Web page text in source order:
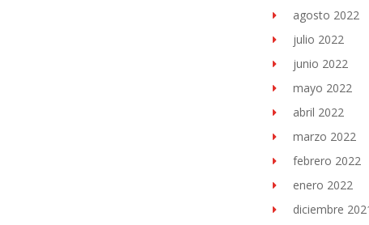
agosto 2022
julio 2022
junio 2022
mayo 2022
abril 2022
marzo 2022
febrero 2022
enero 2022
diciembre